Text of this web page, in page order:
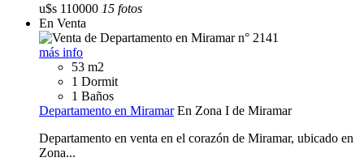
u$s 110000 15 fotos
En Venta
más info
53 m2
1 Dormit
1 Baños
Departamento en Miramar En Zona I de Miramar
Departamento en venta en el corazón de Miramar, ubicado en
Zona...